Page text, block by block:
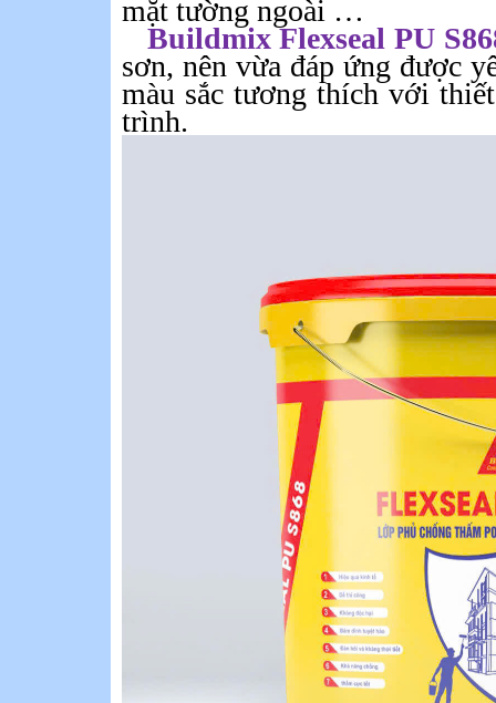
mặt tường ngoài …
BuildmixFlexseal PU
sơn, nên vừa đáp ứng được
màu sắc tương thích với thiết
trình.